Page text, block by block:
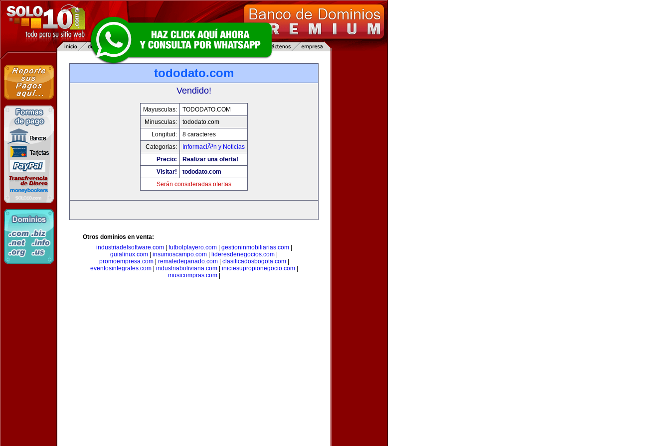
tododato.com
Vendido!
Mayusculas:
TODODATO.COM
Minusculas:
tododato.com
Longitud:
8 caracteres
Categorias:
InformaciÃ³n y Noticias
Precio:
Realizar una oferta!
Visitar!
tododato.com
Serán consideradas ofertas
Otros dominios en venta:
industriadelsoftware.com| futbolplayero.com| gestioninmobiliarias.com|
guialinux.com
insumoscampo.com lideresdenegocios.com
promoempresa.com| rematedeganado.com| clasificadosbogota.com|
eventosintegrales.com| industriaboliviana.com| iniciesupropionegocio.com|
musicompras.com|